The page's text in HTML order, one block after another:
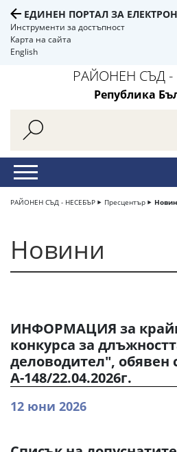
ЕДИНЕН ПОРТАЛ ЗА
Инструменти за достъпност
Карта на сайта
English
РАЙОНЕН СЪД -
Република
РАЙОНЕН СЪД - НЕСЕБЪР Пресцентър
Новини
ИНФОРМАЦИЯ за
конкурса за
деловодител", обявен
А-148/22.04.2026г.
12 юни 2026